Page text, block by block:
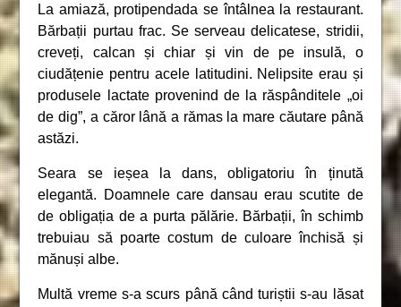
La amiază, protipendada se întâlnea la restaurant.
Bărbații purtau frac. Se serveau delicatese, stridii,
creveți, calcan și chiar și vin de pe insulă, o
ciudățenie pentru acele latitudini. Nelipsite erau și
produsele lactate provenind de la răspânditele „oi
de dig”, a căror lână a rămas la mare căutare până
astăzi.
Seara se ieșea la dans, obligatoriu în ținută
elegantă. Doamnele care dansau erau scutite de
de obligația de a purta pălărie. Bărbații, în schimb
trebuiau să poarte costum de culoare închisă și
mănuși albe.
Multă vreme s-a scurs până când turiștii s-au lăsat